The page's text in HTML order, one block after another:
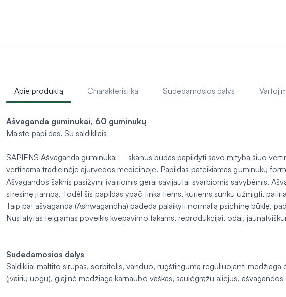
Apie produktą Charakteristika Sudedamosios dalys
Ašvaganda guminukai, 60 guminukų
Maisto papildas. Su saldikliais
SAPIENS Ašvaganda guminukai – skanus būdas papildyti savo mitybą šiuo
vertinama tradicinėje ajurvedos medicinoje. Papildas pateikiamas guminukų
Ašvagandos šaknis pasižymi įvairiomis gerai savijautai svarbiomis savybėmis.
stresinę įtampą. Todėl šis papildas ypač tinka tiems, kuriems sunku užmigti,
Taip pat ašvaganda (Ashwagandha) padeda palaikyti normalią psichinę būklę,
Nustatytas teigiamas poveikis kvėpavimo takams, reprodukcijai, odai,
Sudedamosios dalys
Saldikliai maltito sirupas, sorbitolis, vanduo, rūgštingumą reguliuojanti
(įvairių uogų), glajinė medžiaga karnaubo vaškas, saulėgrąžų aliejus,